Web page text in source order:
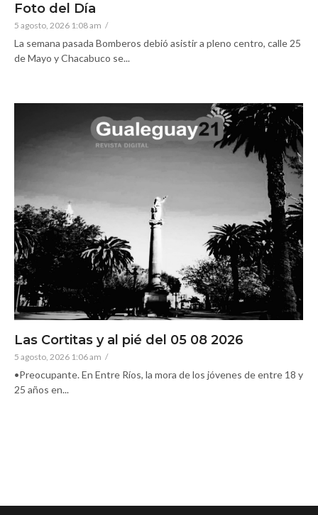
Foto del Día
5 agosto, 2026 1:08 am /
La semana pasada Bomberos debió asistir a pleno centro, calle 25
de Mayo y Chacabuco se...
Las Cortitas y al pié del 05 08 2026
5 agosto, 2026 1:06 am /
•Preocupante. En Entre Ríos, la mora de los jóvenes de entre 18 y
25 años en...